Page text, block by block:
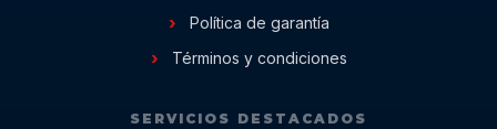
Política de garantía
Términos y condiciones
SERVICIOS DESTACADOS